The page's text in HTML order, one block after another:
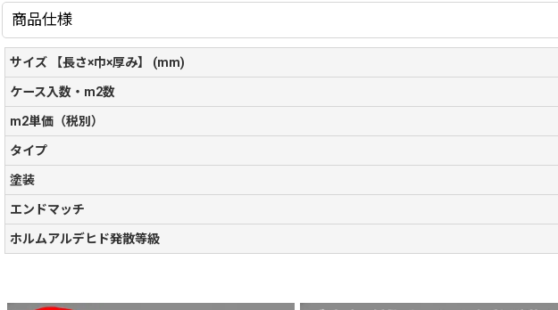
商品仕様
サイズ 【長さ×巾×厚み】 (mm)
ケース入数・m2数
m2単価（税別）
タイプ
塗装
エンドマッチ
ホルムアルデヒド発散等級